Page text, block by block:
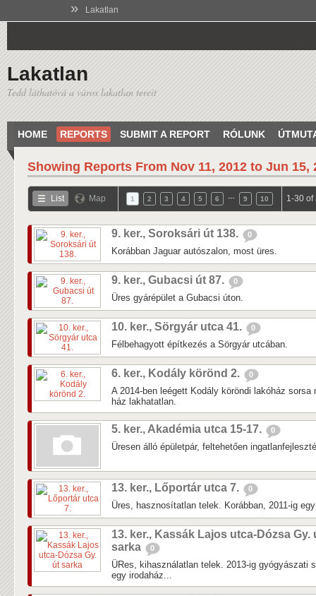
» Lakatlan
Lakatlan
Tedd láthatóvá a város lakatlan tereit
HOME REPORTS SUBMIT A REPORT RÓLUNK
Showing Reports From Nov 11, 2012 to Jun 15,
List Map 1 2 3 4 5 6 9 10 1-30 of
9. ker., Soroksári út 138. 0
Korábban Jaguar autószalon, most üres.
9. ker., Gubacsi út 87. 0
Üres gyárépület a Gubacsi úton.
10. ker., Sörgyár utca 41. 0
Félbehagyott építkezés a Sörgyár utcában.
6. ker., Kodály körönd 2. 0
A 2014-ben leégett Kodály köröndi lakóház sorsa
ház lakhatatlan.
5. ker., Akadémia utca 15-17. 0
Üresen álló épületpár, feltehetően
13. ker., Lőportár utca 7. 0
Üres, hasznosítatlan telek. Korábban, 2011-ig
13. ker., Kassák Lajos utca-Dózsa Gy.
sarka
0
ÜRes, kihasználatlan telek. 2013-ig gyógyászati
egy irodaház...